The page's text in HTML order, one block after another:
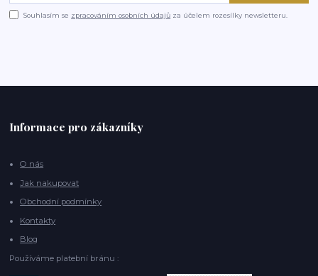
Souhlasím se zpracováním osobních údajů za účelem rozesílky newsletteru.
Informace pro zákazníky
O nás
Jak nakupovat
Obchodní podmínky
Kontakty
Blog
Používáme platební bránu :